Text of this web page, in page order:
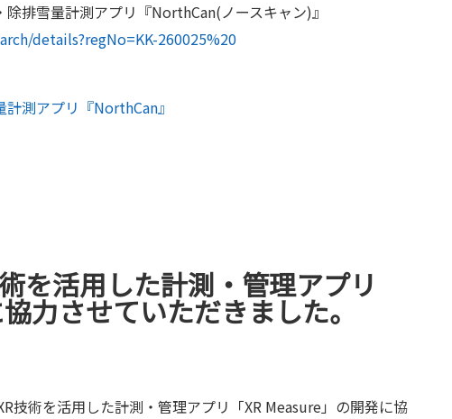
排雪量計測アプリ『NorthCan(ノースキャン)』
details?regNo=KK-260025%20
測アプリ『NorthCan』
を活用した計測・管理アプリ
力させていただきました。
技術を活用した計測・管理アプリ「XR Measure」の開発に協